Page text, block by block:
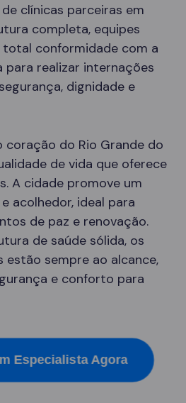
clínicas parceiras em
completa, equipes
conformidade com a
para realizar internações
dignidade e
coração do Rio Grande do
de vida que oferece
A cidade promove um
acolhedor, ideal para
de paz e renovação.
de saúde sólida, os
estão sempre ao alcance,
e conforto para
Especialista Agora